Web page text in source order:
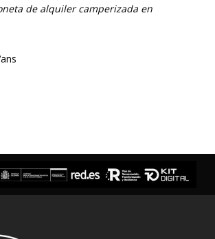
de alquiler camperizada en